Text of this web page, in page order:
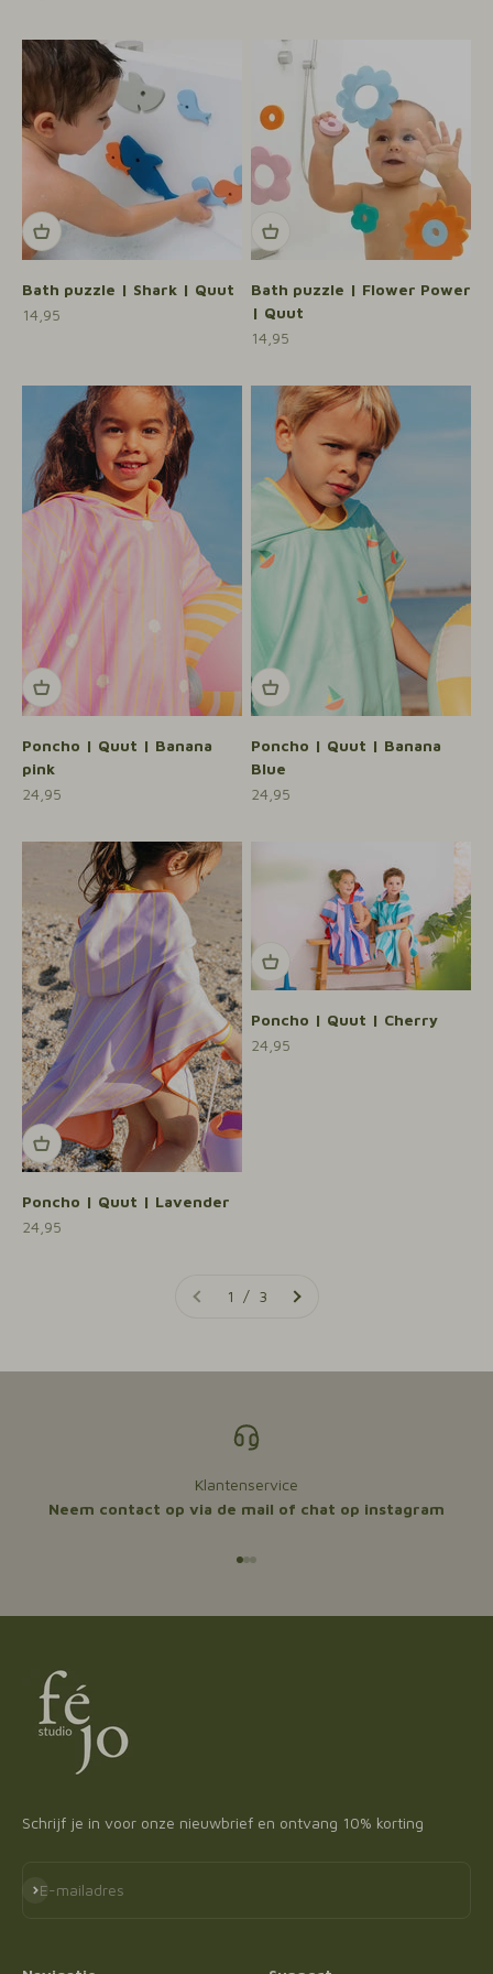
Bath puzzle | Shark | Quut
Aanbiedingsprijs
14,95
Bath puzzle | Flower Power
| Quut
Aanbiedingsprijs
14,95
Poncho | Quut | Banana
pink
Aanbiedingsprijs
24,95
Poncho | Quut | Banana
Blue
Aanbiedingsprijs
24,95
Poncho | Quut | Lavender
Aanbiedingsprijs
24,95
Poncho | Quut | Cherry
Aanbiedingsprijs
24,95
1 / 3
Klantenservice
Neem contact op via de mail of chat op instagram
Schrijf je in voor onze nieuwbrief en ontvang 10% korting
E-mailadres
Abonneren